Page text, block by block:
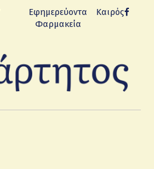
Εφημερεύοντα
Φαρμακεία
Καιρός